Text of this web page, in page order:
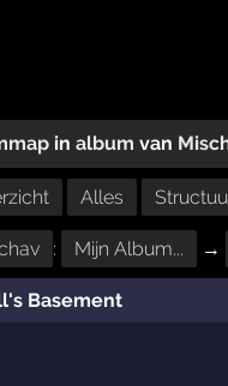
in album van
Alles
: Mijn Album... →
Basement